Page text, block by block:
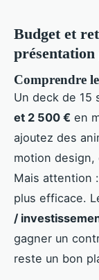
Budget et
Comprendre
Un deck de 15
et 2 500 € en
ajoutez des
motion design,
Mais attention
plus efficace.
/
gagner un
reste un bon